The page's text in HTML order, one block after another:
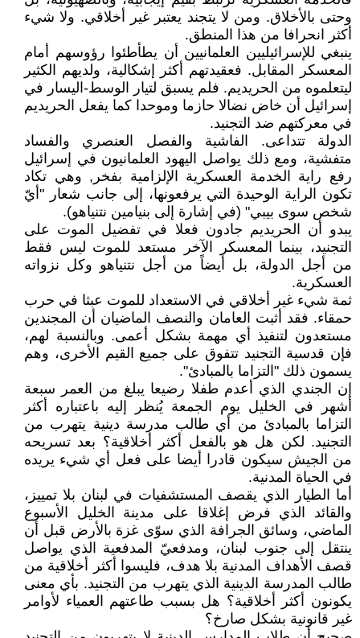
وحتى بالأخلاق. ومن لا يتجند يعتبر غير أخلاقي. ولا شيء
أكثر انحرافا من هذا المنطق.
ينبغي للإسرائيليين العلمانيين أن يطأطئوا رؤوسهم أمام
المعسكر المقابل. فعقيدتهم أكثر إشكالية، ولديهم الكثير
ليتعلموه من الحريديم. فلم يسبق لتيار الوسط-اليسار في
إسرائيل أن خاض نضالا حازما وموحدا كما يفعل الحريديم
في معركتهم ضد التجنيد.
الدولة تتداعى. الفاشية والفصل العنصري والفساد
متفشية، ومع ذلك يواصل اليهود العلمانيون في إسرائيل
رفع راية الخدمة العسكرية الإلزامية بفخر, وهي تكاد
تكون الراية الوحيدة التي يرفعونها، إلى جانب شعار "أيّ
شخص سوى بيبي" (في إشارة إلى بنيامين نتنياهو).
يبدو أن الحريديم جادون فعلا في تفضيل الموت على
التجنيد، بينما المعسكر الآخر مستعد للموت ليس فقط
من أجل الدولة، بل أيضاً من أجل نتنياهو وكل نزواته
العسكرية.
ثمة شيء غير أخلاقي في الاستعداد للموت عبثا في حرب
حمقاء. فقد أثبت العامان والنصف الماضيان أن المجندين
مستعدون لتنفيذ أي مهمة بشكل أعمى. وبالنسبة لهم،
فإن قدسية التجنيد تتفوق على جميع القيم الأخرى، وهم
يسمون ذلك "التزاما بالمبادئ".
إن الجندي الذي أعدم طفلا رضيعا يبلغ من العمر سبعة
أشهر في الخليل يوم الجمعة يُنظر إليه باعتباره أكثر
التزاما بالمبادئ من أي طالب مدرسة دينية يتهرب من
التجنيد. لكن هل هو بالفعل أكثر أخلاقية؟ بعد تسريحه
من الجيش سيكون قادرا أيضا على فعل أي شيء يريده
في الحياة المدنية.
أما الطيار الذي يقصف المستشفيات في لبنان بلا تمييز،
والقائد الذي فرض إغلاقا على مدينة الخليل الأسبوع
الماضي، وسائق الجرافة الذي سوّى غزة بالأرض قبل أن
ينتقل إلى جنوب لبنان، ومدفعيّ المدفعية الذي يواصل
قصف الأهداف المدنية بلا هدف، فليسوا أكثر أخلاقية من
طالب المدرسة الدينية الذي يتهرب من التجنيد. بأي معنى
يكونون أكثر أخلاقية؟ هل بسبب طاعتهم العمياء لأوامر
غير قانونية بشكل صارخ؟